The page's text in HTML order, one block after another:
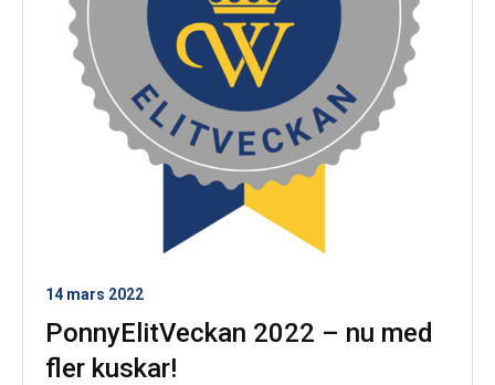
14 mars 2022
PonnyElitVeckan 2022 – nu med
fler kuskar!